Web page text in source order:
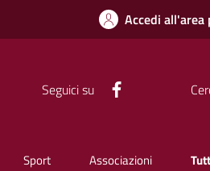
Accedi all'area
Seguici su
Sport Associazioni